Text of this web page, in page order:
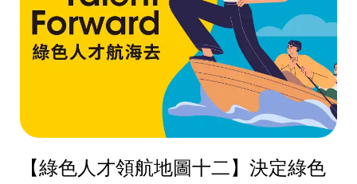
【綠色人才領航地圖十二】決定綠色